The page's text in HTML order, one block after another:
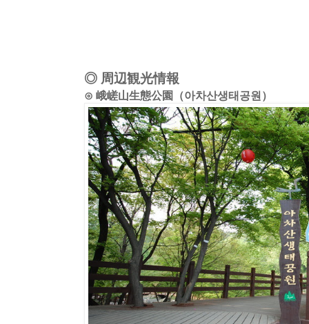
◎ 周辺観光情報
⊙ 峨嵯山生態公園（아차산생태공원）